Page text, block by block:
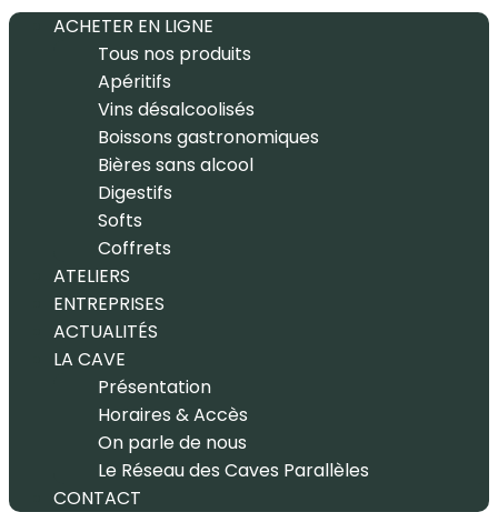
ACHETER EN LIGNE
Tous nos produits
Apéritifs
Vins désalcoolisés
Boissons gastronomiques
Bières sans alcool
Digestifs
Softs
Coffrets
ATELIERS
ENTREPRISES
ACTUALITÉS
LA CAVE
Présentation
Horaires & Accès
On parle de nous
Le Réseau des Caves Parallèles
CONTACT